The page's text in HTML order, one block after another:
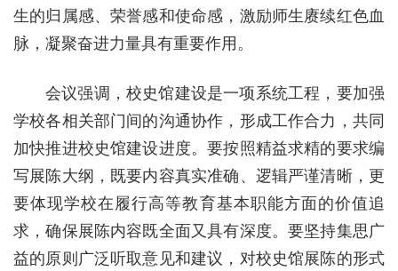
生的归属感、荣誉感和使命感，激励师生赓续红色血
脉，凝聚奋进力量具有重要作用。
会议强调，校史馆建设是一项系统工程，要加强
学校各相关部门间的沟通协作，形成工作合力，共同
加快推进校史馆建设进度。要按照精益求精的要求编
写展陈大纲，既要内容真实准确、逻辑严谨清晰，更
要体现学校在履行高等教育基本职能方面的价值追
求，确保展陈内容既全面又具有深度。要坚持集思广
益的原则广泛听取意见和建议，对校史馆展陈的形式